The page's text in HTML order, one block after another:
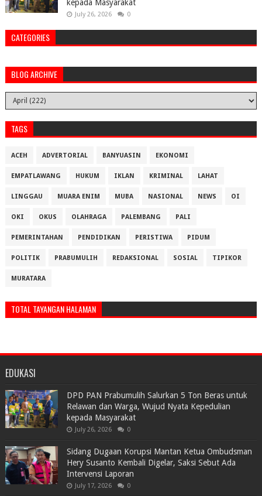
kepada Masyarakat
July 26, 2026 0
CATEGORIES
BLOG ARCHIVE
TAGS
ACEH ADVERTORIAL BANYUASIN EKONOMI
EMPATLAWANG HUKUM IKLAN KRIMINAL LAHAT
LINGGAU MUARA ENIM MUBA NASIONAL NEWS OI
OKI OKUS OLAHRAGA PALEMBANG PALI
PEMERINTAHAN PENDIDIKAN PERISTIWA PIDUM
POLITIK PRABUMULIH REDAKSIONAL SOSIAL TIPIKOR
MURATARA
TOTAL TAYANGAN HALAMAN
EDUKASI
DPD PAN Prabumulih Salurkan 5 Ton Beras untuk
Relawan dan Warga, Wujud Nyata Kepedulian
kepada Masyarakat
July 26, 2026 0
Sidang Dugaan Korupsi Mantan Ketua Ombudsman
Hery Susanto Kembali Digelar, Saksi Sebut Ada
Intervensi Laporan
July 17, 2026 0